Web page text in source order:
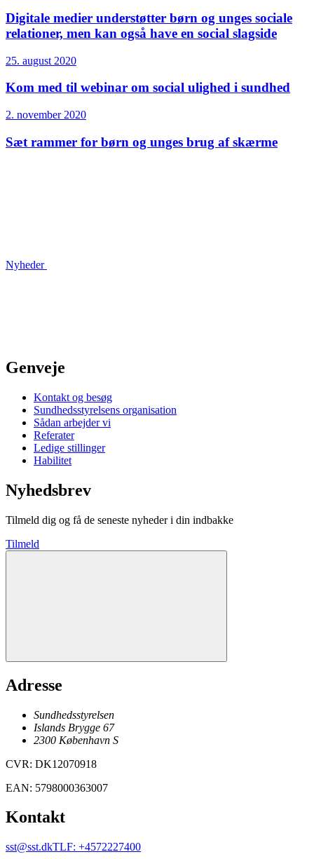
Digitale medier understøtter børn og unges sociale
relationer, men kan også have en social slagside
25. august 2020
Kom med til webinar om social ulighed i sundhed
2. november 2020
Sæt rammer for børn og unges brug af skærme
Nyheder
Genveje
Kontakt og besøg
Sundhedsstyrelsens organisation
Sådan arbejder vi
Referater
Ledige stillinger
Habilitet
Nyhedsbrev
Tilmeld dig og få de seneste nyheder i din indbakke
Tilmeld
Adresse
Sundhedsstyrelsen
Islands Brygge 67
2300 København S
CVR: DK12070918
EAN: 5798000363007
Kontakt
sst@sst.dkTLF: +4572227400